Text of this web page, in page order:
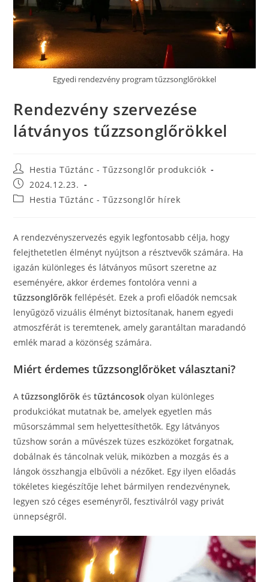
Egyedi rendezvény program tűzzsonglőrökkel
Rendezvény szervezése
látványos tűzzsonglőrökkel
Hestia Tűztánc - Tűzzsonglőr produkciók
2024.12.23.
Hestia Tűztánc - Tűzzsonglőr hírek
A rendezvényszervezés egyik legfontosabb célja, hogy
felejthetetlen élményt nyújtson a résztvevők számára. Ha
igazán különleges és látványos műsort szeretne az
eseményére, akkor érdemes fontolóra venni a
tűzzsonglőrök fellépését. Ezek a profi előadók nemcsak
lenyűgöző vizuális élményt biztosítanak, hanem egyedi
atmoszférát is teremtenek, amely garantáltan maradandó
emlék marad a közönség számára.
Miért érdemes tűzzsonglőröket választani?
Atűzzsonglőrök éstűztáncosok olyan különleges
produkciókat mutatnak be, amelyek egyetlen más
műsorszámmal sem helyettesíthetők. Egy látványos
tűzshow során a művészek tüzes eszközöket forgatnak,
dobálnak és táncolnak velük, miközben a mozgás és a
lángok összhangja elbűvöli a nézőket. Egy ilyen előadás
tökéletes kiegészítője lehet bármilyen rendezvénynek,
legyen szó céges eseményről, fesztiválról vagy privát
ünnepségről.